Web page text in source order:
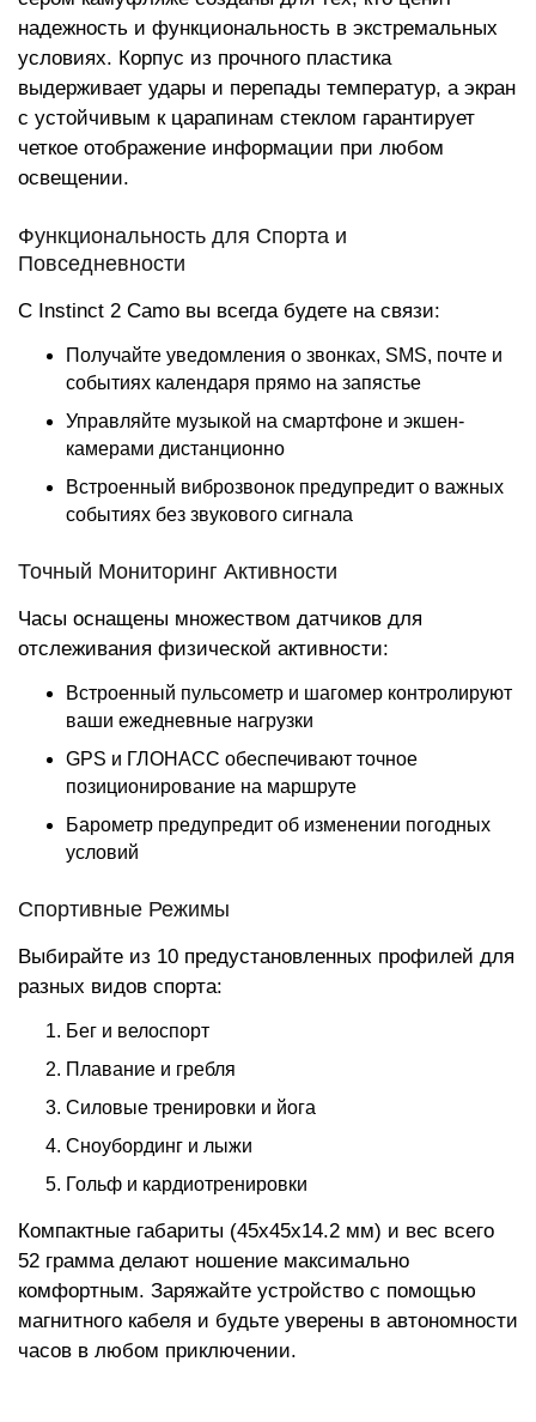
надежность и функциональность в экстремальных
условиях. Корпус из прочного пластика
выдерживает удары и перепады температур, а экран
с устойчивым к царапинам стеклом гарантирует
четкое отображение информации при любом
освещении.
Функциональность для Спорта и
Повседневности
С Instinct 2 Camo вы всегда будете на связи:
Получайте уведомления о звонках, SMS, почте и
событиях календаря прямо на запястье
Управляйте музыкой на смартфоне и экшен-
камерами дистанционно
Встроенный виброзвонок предупредит о важных
событиях без звукового сигнала
Точный Мониторинг Активности
Часы оснащены множеством датчиков для
отслеживания физической активности:
Встроенный пульсометр и шагомер контролируют
ваши ежедневные нагрузки
GPS и ГЛОНАСС обеспечивают точное
позиционирование на маршруте
Барометр предупредит об изменении погодных
условий
Спортивные Режимы
Выбирайте из 10 предустановленных профилей для
разных видов спорта:
Бег и велоспорт
Плавание и гребля
Силовые тренировки и йога
Сноубординг и лыжи
Гольф и кардиотренировки
Компактные габариты (45x45x14.2 мм) и вес всего
52 грамма делают ношение максимально
комфортным. Заряжайте устройство с помощью
магнитного кабеля и будьте уверены в автономности
часов в любом приключении.